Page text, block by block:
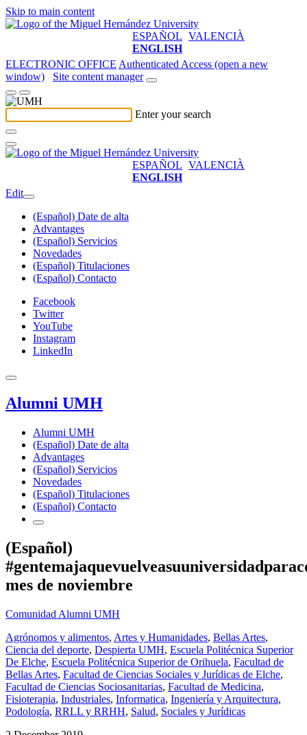
Skip to main content
ESPAÑOL VALENCIÀ
ENGLISH
ELECTRONIC OFFICE Authenticated Access (open a new
window)
Site content manager
Enter your search
ESPAÑOL VALENCIÀ
ENGLISH
Edit
(Español) Date de alta
Advantages
(Español) Servicios
Novedades
(Español) Titulaciones
(Español) Contacto
Facebook
Twitter
YouTube
Instagram
LinkedIn
Alumni UMH
Alumni UMH
(Español) Date de alta
Advantages
(Español) Servicios
Novedades
(Español) Titulaciones
(Español) Contacto
(Español)
mes de noviembre
Comunidad Alumni UMH
Agrónomos y alimentos, Artes y Humanidades, Bellas Artes,
Ciencia del deporte, Despierta UMH, Escuela Politécnica Superior
De Elche, Escuela Politécnica Superior de Orihuela, Facultad de
Bellas Artes, Facultad de Ciencias Sociales y Jurídicas de Elche,
Facultad de Ciencias Sociosanitarias, Facultad de Medicina,
Fisioterapia, Industriales, Informatica, Ingeniería y Arquitectura,
Podología, RRLL y RRHH, Salud, Sociales y Jurídicas